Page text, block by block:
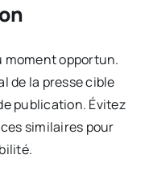
moment opportun.
de la presse cible
publication. Évitez
similaires pour